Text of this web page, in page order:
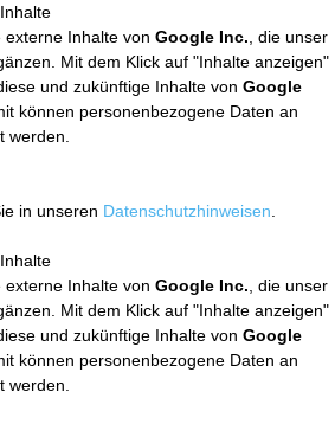
externe Inhalte von Google Inc. , die unser
Mit dem Klick auf "Inhalte anzeigen"
und zukünftige Inhalte von Google
können personenbezogene Daten an
werden.
in unseren Datenschutzhinweisen
externe Inhalte von Google Inc. , die unser
Mit dem Klick auf "Inhalte anzeigen"
und zukünftige Inhalte von Google
können personenbezogene Daten an
werden.